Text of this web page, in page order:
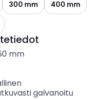
300 mm
400 mm
mm
galvanoitu